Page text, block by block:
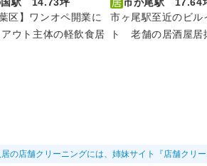
区】ワンオペ開業に
ウト主体の軽飲食居
市ヶ尾駅至近のビル
ト 老舗の居酒屋居
の店舗クリーニングには、姉妹サイト『店舗クリ